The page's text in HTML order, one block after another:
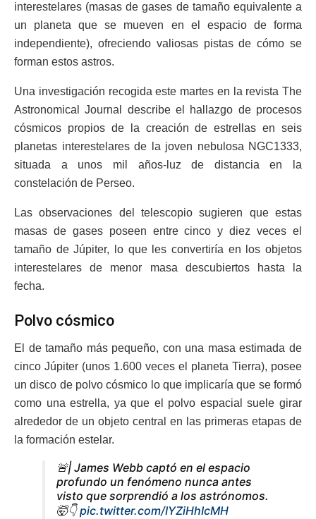
interestelares (masas de gases de tamaño equivalente a
un planeta que se mueven en el espacio de forma
independiente), ofreciendo valiosas pistas de cómo se
forman estos astros.
Una investigación recogida este martes en la revista The
Astronomical Journal describe el hallazgo de procesos
cósmicos propios de la creación de estrellas en seis
planetas interestelares de la joven nebulosa NGC1333,
situada a unos mil años-luz de distancia en la
constelación de Perseo.
Las observaciones del telescopio sugieren que estas
masas de gases poseen entre cinco y diez veces el
tamaño de Júpiter, lo que les convertiría en los objetos
interestelares de menor masa descubiertos hasta la
fecha.
Polvo cósmico
El de tamaño más pequeño, con una masa estimada de
cinco Júpiter (unos 1.600 veces el planeta Tierra), posee
un disco de polvo cósmico lo que implicaría que se formó
como una estrella, ya que el polvo espacial suele girar
alrededor de un objeto central en las primeras etapas de
la formación estelar.
🚨| James Webb captó en el espacio
profundo un fenómeno nunca antes
visto que sorprendió a los astrónomos.
🤯👇pic.twitter.com/IYZiHhIcMH